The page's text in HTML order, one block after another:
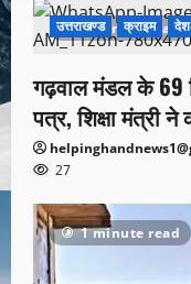
1 minute read
उत्तराखण्ड क्राइम
गढ़वाल मंडल के 69
पत्र, शिक्षा मंत्री ने
27
1 minute read